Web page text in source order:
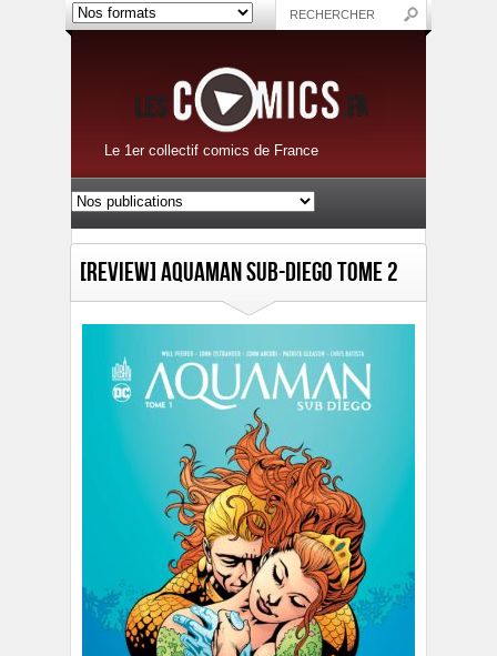
Le 1er collectif comics de France
[Review] Aquaman Sub-Diego Tome 2